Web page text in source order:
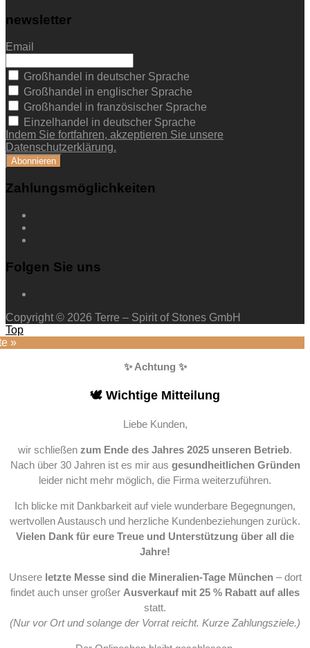
newsletter
Email
Großhandel in deutscher Sprache
Großhandel in englischer Sprache
Großhandel in französischer Sprache
Einzelhandel in deutscher Sprache
Indem Sie fortfahren, akzeptieren Sie unsere
Datenschutzerklärung.
Zahlungsmöglichkeiten
Folgen Sie uns
Copyright © 2026 Terre – Spirit of Stones GmbH
Top
»
✨ Achtung ✨
🕊️ Wichtige Mitteilung
Liebe Kunden,
wir schließen zum Ende des Jahres 2025 unseren Betrieb.
Nach über 30 Jahren ist es mir aus gesundheitlichen Gründen
leider nicht mehr möglich, die Firma weiterzuführen.
Ich blicke mit Dankbarkeit auf viele wunderbare Begegnungen,
wertvollen Austausch und herzliche Kundenbeziehungen zurück.
Vielen Dank für eure Treue und Unterstützung über all die
Jahre!
Unsere letzte Messe sind die Mineralien-Tage München– dort
findet auch unser großer Ausverkauf mit 25 % Rabatt auf alles
statt.
(Nur vor Ort und solange der Vorrat reicht. Kurze Zahlungsziele.)